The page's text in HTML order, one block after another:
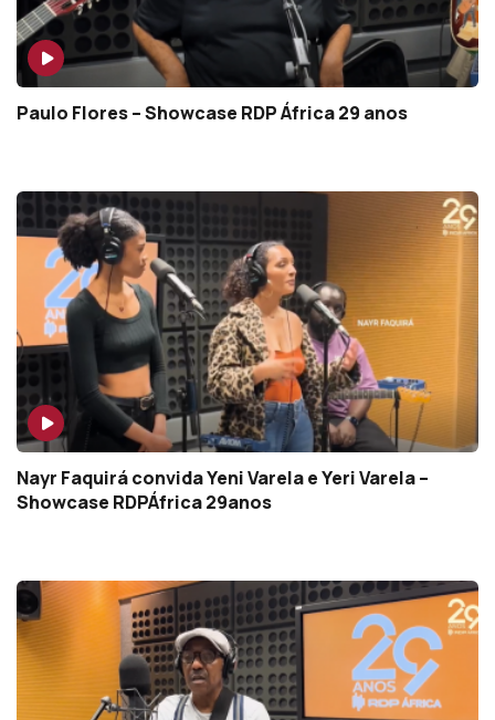
Paulo Flores – Showcase RDP África 29 anos
Nayr Faquirá convida Yeni Varela e Yeri Varela –
Showcase RDPÁfrica 29anos